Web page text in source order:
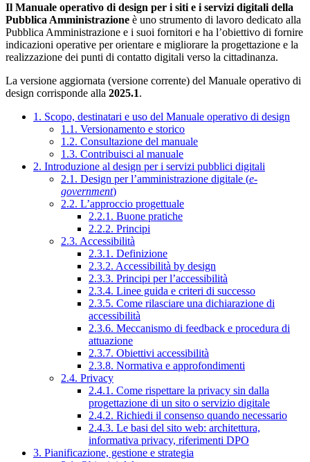
Il Manuale operativo di design per i siti e i servizi digitali della
Pubblica Amministrazione è uno strumento di lavoro dedicato alla
Pubblica Amministrazione e i suoi fornitori e ha l’obiettivo di fornire
indicazioni operative per orientare e migliorare la progettazione e la
realizzazione dei punti di contatto digitali verso la cittadinanza.
La versione aggiornata (versione corrente) del Manuale operativo di
design corrisponde alla 2025.1.
1. Scopo, destinatari e uso del Manuale operativo di design
1.1. Versionamento e storico
1.2. Consultazione del manuale
1.3. Contribuisci al manuale
2. Introduzione al design per i servizi pubblici digitali
2.1. Design per l’amministrazione digitale (e-
government)
2.2. L’approccio progettuale
2.2.1. Buone pratiche
2.2.2. Principi
2.3. Accessibilità
2.3.1. Definizione
2.3.2. Accessibilità by design
2.3.3. Principi per l’accessibilità
2.3.4. Linee guida e criteri di successo
2.3.5. Come rilasciare una dichiarazione di
accessibilità
2.3.6. Meccanismo di feedback e procedura di
attuazione
2.3.7. Obiettivi accessibilità
2.3.8. Normativa e approfondimenti
2.4. Privacy
2.4.1. Come rispettare la privacy sin dalla
progettazione di un sito o servizio digitale
2.4.2. Richiedi il consenso quando necessario
2.4.3. Le basi del sito web: architettura,
informativa privacy, riferimenti DPO
3. Pianificazione, gestione e strategia